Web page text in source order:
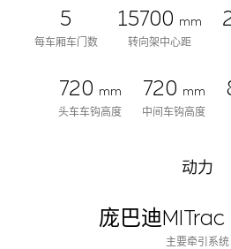
5
每车厢车门数
15700 mm
转向架中心距
720 mm
头车车钩高度
720 mm
中间车钩高度
动力
庞巴迪MITrac
主要牵引系统